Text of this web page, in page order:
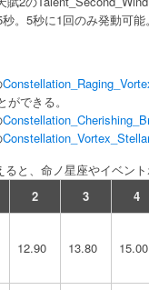
。5秒に1回のみ発動可能。
できる。
ると、命ノ星座やイベン
2 3 4
12.90 13.80 15.00